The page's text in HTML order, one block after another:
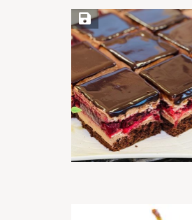
Save Recipe